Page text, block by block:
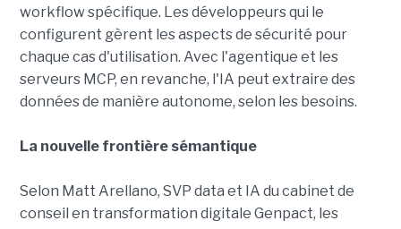
workflow spécifique. Les développeurs qui le
configurent gèrent les aspects de sécurité pour
chaque cas d'utilisation. Avec l'agentique et les
serveurs MCP, en revanche, l'IA peut extraire des
données de manière autonome, selon les besoins.
La nouvelle frontière sémantique
Selon Matt Arellano, SVP data et IA du cabinet de
conseil en transformation digitale Genpact, les